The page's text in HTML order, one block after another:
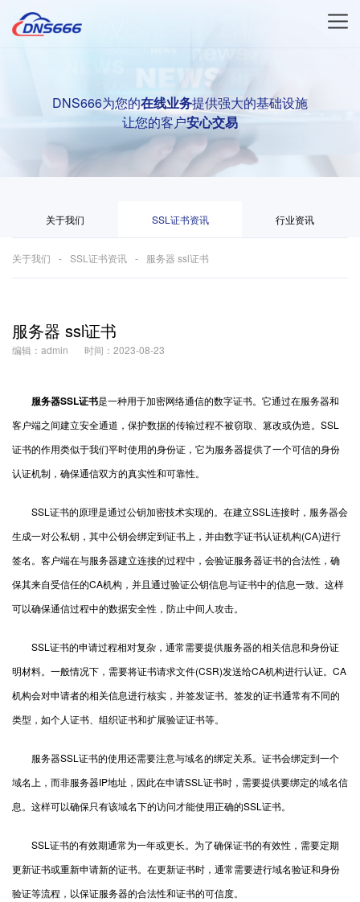
DNS666为您的在线业务提供强大的基础设施
让您的客户安心交易
关于我们 SSL证书资讯 行业资讯
关于我们 SSL证书资讯 服务器 ssl证书
服务器 ssl证书
编辑：admin 时间：2023-08-23
服务器SSL证书是一种用于加密网络通信的数字证书。它通过在服务器和
客户端之间建立安全通道，保护数据的传输过程不被窃取、篡改或伪造。SSL
证书的作用类似于我们平时使用的身份证，它为服务器提供了一个可信的身份
认证机制，确保通信双方的真实性和可靠性。
SSL证书的原理是通过公钥加密技术实现的。在建立SSL连接时，服务器会
生成一对公私钥，其中公钥会绑定到证书上，并由数字证书认证机构(CA)进行
签名。客户端在与服务器建立连接的过程中，会验证服务器证书的合法性，确
保其来自受信任的CA机构，并且通过验证公钥信息与证书中的信息一致。这样
可以确保通信过程中的数据安全性，防止中间人攻击。
SSL证书的申请过程相对复杂，通常需要提供服务器的相关信息和身份证
明材料。一般情况下，需要将证书请求文件(CSR)发送给CA机构进行认证。CA
机构会对申请者的相关信息进行核实，并签发证书。签发的证书通常有不同的
类型，如个人证书、组织证书和扩展验证证书等。
服务器SSL证书的使用还需要注意与域名的绑定关系。证书会绑定到一个
域名上，而非服务器IP地址，因此在申请SSL证书时，需要提供要绑定的域名信
息。这样可以确保只有该域名下的访问才能使用正确的SSL证书。
SSL证书的有效期通常为一年或更长。为了确保证书的有效性，需要定期
更新证书或重新申请新的证书。在更新证书时，通常需要进行域名验证和身份
验证等流程，以保证服务器的合法性和证书的可信度。